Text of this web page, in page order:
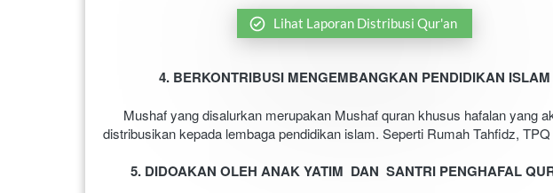
` Lihat Laporan Distribusi Qur'an
4. BERKONTRIBUSI MENGEMBANGKAN PENDIDIKAN ISLAM
Mushaf yang disalurkan merupakan Mushaf quran khusus hafalan yang
distribusikan kepada lembaga pendidikan islam. Seperti Rumah Tahfidz,
5. DIDOAKAN OLEH ANAK YATIM  DAN  SANTRI PENGHAFAL